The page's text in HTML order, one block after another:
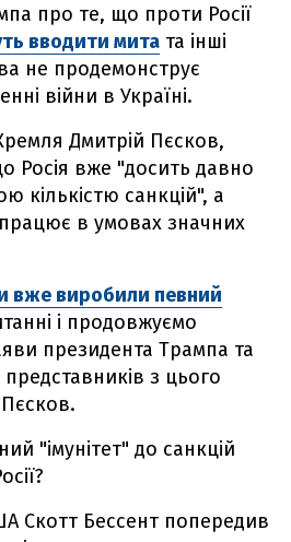
про те, що проти Росії
вводити мита та інші
не продемонструє
війни в Україні.
Дмитрій Пєсков,
Росія вже "досить давно
кількістю санкцій", а
в умовах значних
вже виробили певний
і продовжуємо
президента Трампа та
з цього
"імунітет" до санкцій
Скотт Бессент попередив